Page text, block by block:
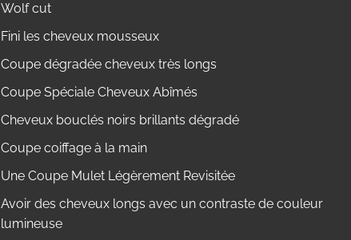
Wolf cut
Fini les cheveux mousseux
Coupe dégradée cheveux très longs
Coupe Spéciale Cheveux Abîmés
Cheveux bouclés noirs brillants dégradé
Coupe coiffage à la main
Une Coupe Mulet Légèrement Revisitée
Avoir des cheveux longs avec un contraste de couleur
lumineuse